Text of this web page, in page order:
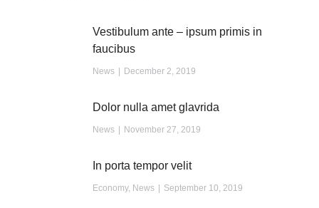
Vestibulum ante – ipsum primis in
faucibus
News December 2, 2019
Dolor nulla amet glavrida
News November 27, 2019
In porta tempor velit
Economy, News September 10, 2019